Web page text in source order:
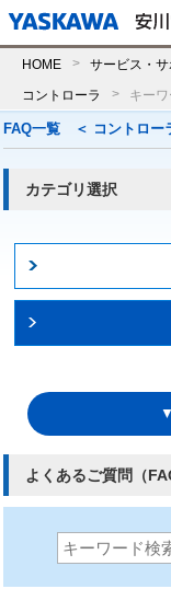
HOME サービス・サ
コントローラ キー
FAQ一覧 ＜ コントロー
カテゴリ選択
よくあるご質問（